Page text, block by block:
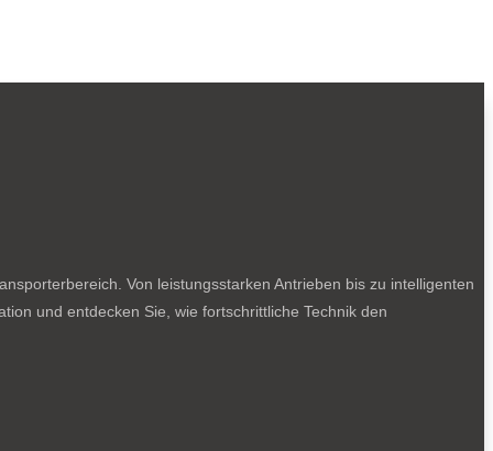
Von leistungsstarken Antrieben bis zu intelligenten
und entdecken Sie, wie fortschrittliche Technik den